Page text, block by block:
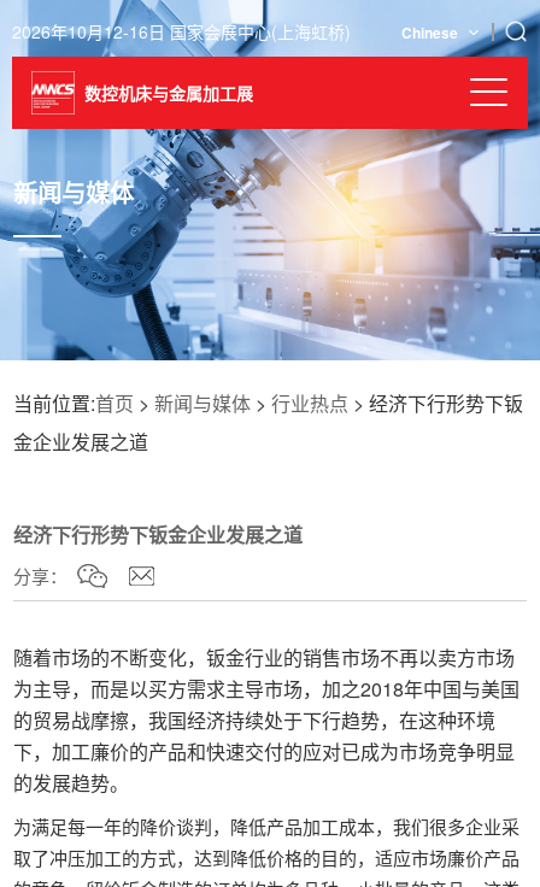
2026年10月12-16日 国家会展中心(上海虹桥) Chinese
数控机床与金属加工展
新闻与媒体
当前位置:首页 >新闻与媒体 >行业热点 > 经济下行形势下钣
金企业发展之道
经济下行形势下钣金企业发展之道
分享：
随着市场的不断变化，钣金行业的销售市场不再以卖方市场
为主导，而是以买方需求主导市场，加之2018年中国与美国
的贸易战摩擦，我国经济持续处于下行趋势，在这种环境
下，加工廉价的产品和快速交付的应对已成为市场竞争明显
的发展趋势。
为满足每一年的降价谈判，降低产品加工成本，我们很多企业采
取了冲压加工的方式，达到降低价格的目的，适应市场廉价产品